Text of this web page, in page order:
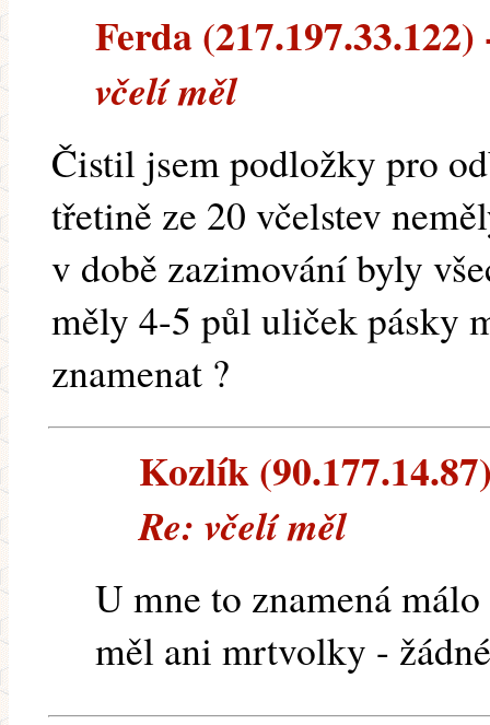
Ferda
včelí měl
Čistil jsem podložky pro
třetině ze 20 včelstev
v době zazimování byly
měly 4-5 půl uliček pásky
znamenat ?
Kozlík
Re: včelí měl
U mne to znamená
měl ani mrtvolky -